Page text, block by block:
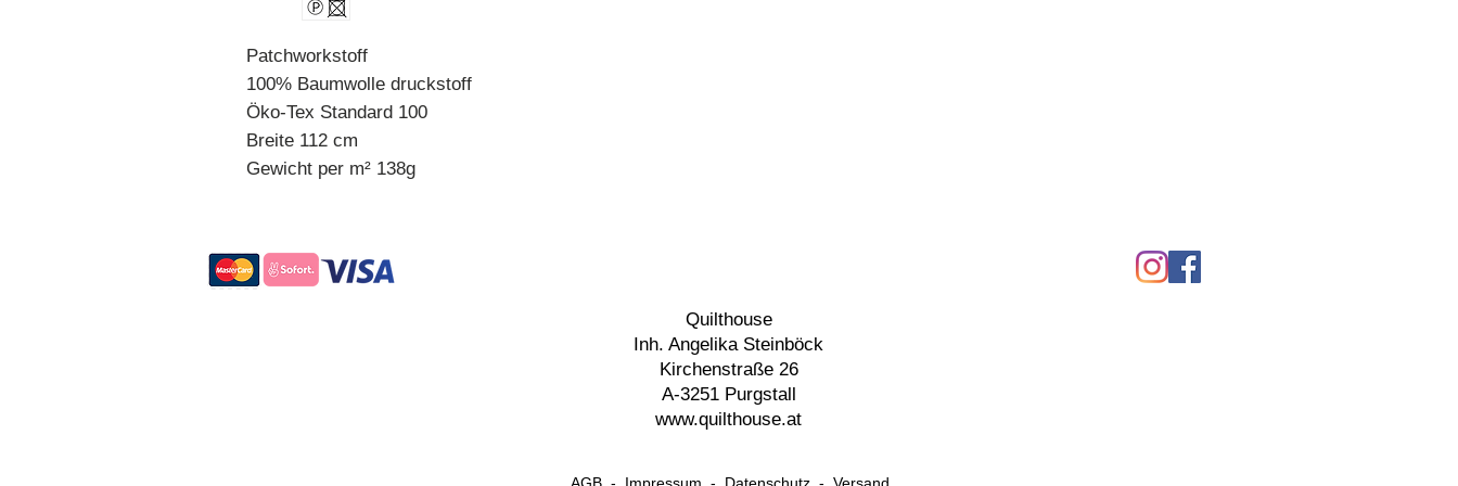
Patchworkstoff
100% Baumwolle druckstoff
Öko-Tex Standard 100
Breite 112 cm
Gewicht per m² 138g
Quilthouse
Inh. Angelika Steinböck
Kirchenstraße 26
A-3251 Purgstall
www.quilthouse.at